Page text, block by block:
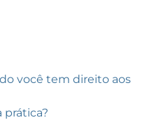
você tem direito aos
prática?